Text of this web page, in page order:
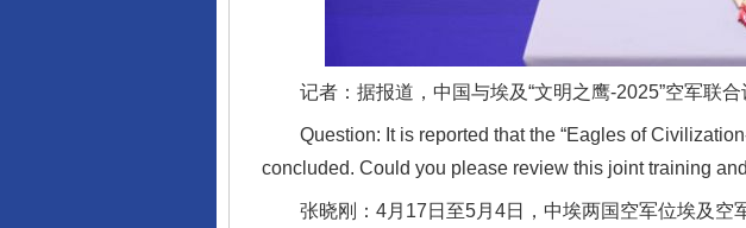
记者：据报道，中国与埃及“文明之鹰-2025”空军联合
Question: It is reported that the “Eagles of
concluded. Could you please review this joint training
张晓刚：4月17日至5月4日，中埃两国空军位埃及空